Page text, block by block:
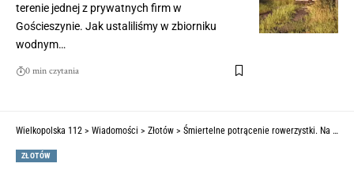
terenie jednej z prywatnych firm w
Gościeszynie. Jak ustaliliśmy w zbiorniku
wodnym…
0 min czytania
Wielkopolska 112 > Wiadomości > Złotów > Śmiertelne potrącenie rowerzystki. Na miejscu pracują policjanci (FILM)
ZŁOTÓW